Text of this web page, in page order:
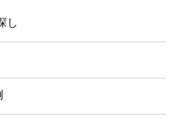
】大野知事へ受賞のご報告と
し